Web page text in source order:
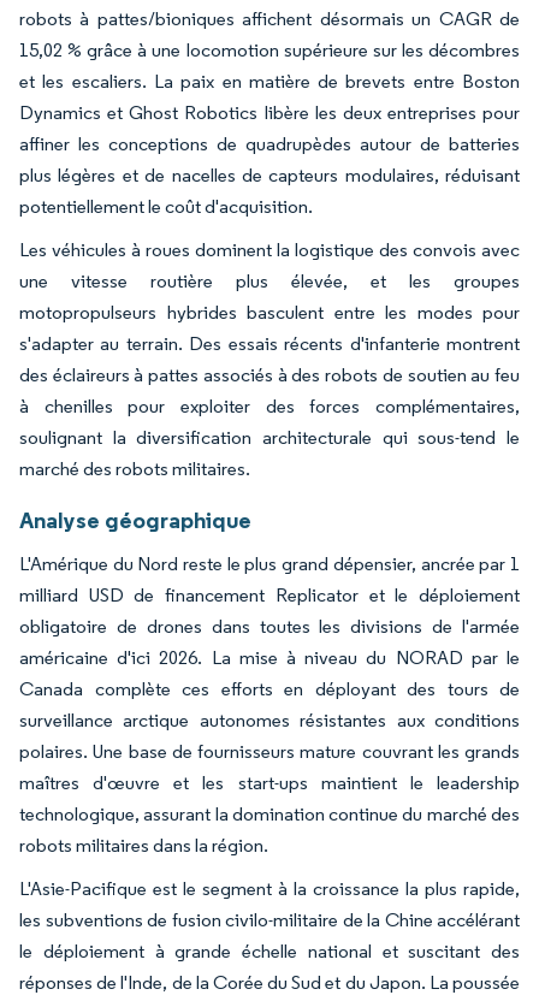
robots à pattes/bioniques affichent désormais un CAGR de
15,02 % grâce à une locomotion supérieure sur les décombres
et les escaliers. La paix en matière de brevets entre Boston
Dynamics et Ghost Robotics libère les deux entreprises pour
affiner les conceptions de quadrupèdes autour de batteries
plus légères et de nacelles de capteurs modulaires, réduisant
potentiellement le coût d'acquisition.
Les véhicules à roues dominent la logistique des convois avec
une vitesse routière plus élevée, et les groupes
motopropulseurs hybrides basculent entre les modes pour
s'adapter au terrain. Des essais récents d'infanterie montrent
des éclaireurs à pattes associés à des robots de soutien au feu
à chenilles pour exploiter des forces complémentaires,
soulignant la diversification architecturale qui sous-tend le
marché des robots militaires.
Analyse géographique
L'Amérique du Nord reste le plus grand dépensier, ancrée par 1
milliard USD de financement Replicator et le déploiement
obligatoire de drones dans toutes les divisions de l'armée
américaine d'ici 2026. La mise à niveau du NORAD par le
Canada complète ces efforts en déployant des tours de
surveillance arctique autonomes résistantes aux conditions
polaires. Une base de fournisseurs mature couvrant les grands
maîtres d'œuvre et les start-ups maintient le leadership
technologique, assurant la domination continue du marché des
robots militaires dans la région.
L'Asie-Pacifique est le segment à la croissance la plus rapide,
les subventions de fusion civilo-militaire de la Chine accélérant
le déploiement à grande échelle national et suscitant des
réponses de l'Inde, de la Corée du Sud et du Japon. La poussée